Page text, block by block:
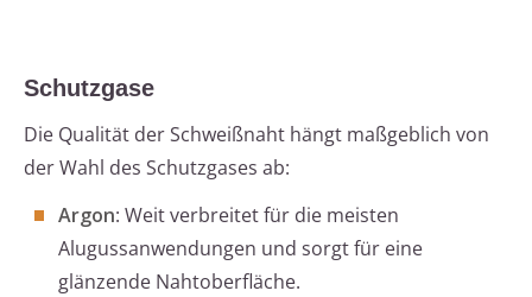
Schutzgase
Die Qualität der Schweißnaht hängt maßgeblich von
der Wahl des Schutzgases ab:
Argon: Weit verbreitet für die meisten
Alugussanwendungen und sorgt für eine
glänzende Nahtoberfläche.